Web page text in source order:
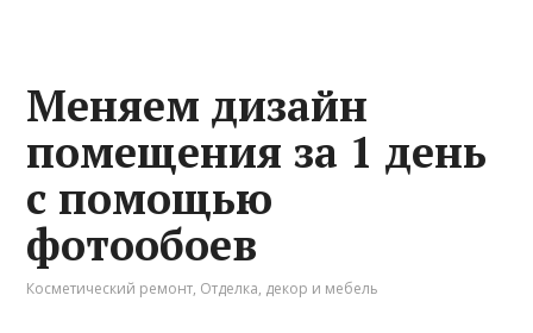
Меняем дизайн
помещения за 1 день
с помощью
фотообоев
Косметический ремонт, Отделка, декор и мебель